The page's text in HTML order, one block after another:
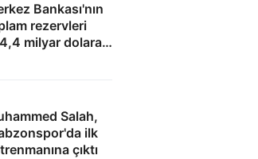
Bankası'nın
rezervleri
milyar dolara
Salah,
ilk
çıktı